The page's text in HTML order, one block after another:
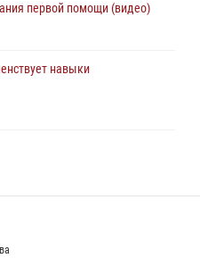
первой помощи (видео)
навыки
студентов к окружному